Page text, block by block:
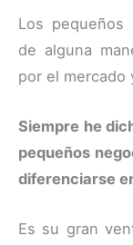
Los pequeños
de alguna
por el mercado
Siempre he
pequeños
diferenciarse
Es su gran